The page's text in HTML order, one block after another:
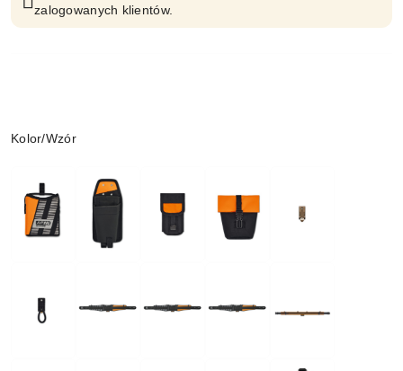
zalogowanych klientów.
Wariant
Kolor/Wzór